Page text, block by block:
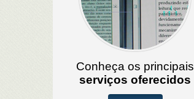
Conheça os principais
serviços oferecidos